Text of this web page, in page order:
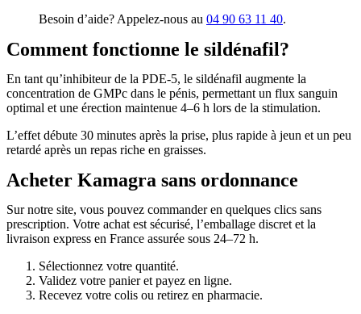
Besoin d’aide? Appelez-nous au 04 90 63 11 40.
Comment fonctionne le sildénafil?
En tant qu’inhibiteur de la PDE-5, le sildénafil augmente la
concentration de GMPc dans le pénis, permettant un flux sanguin
optimal et une érection maintenue 4–6 h lors de la stimulation.
L’effet débute 30 minutes après la prise, plus rapide à jeun et un peu
retardé après un repas riche en graisses.
Acheter Kamagra sans ordonnance
Sur notre site, vous pouvez commander en quelques clics sans
prescription. Votre achat est sécurisé, l’emballage discret et la
livraison express en France assurée sous 24–72 h.
Sélectionnez votre quantité.
Validez votre panier et payez en ligne.
Recevez votre colis ou retirez en pharmacie.